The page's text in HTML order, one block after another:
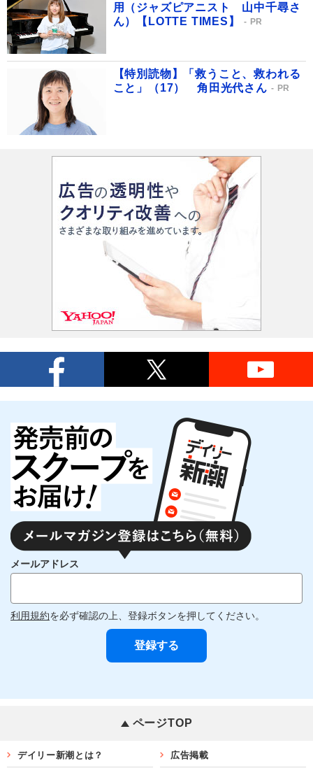
用（ジャズピアニスト 山中千尋さ
ん）【LOTTE TIMES】
PR
【特別読物】「救うこと、救われる
こと」（17） 角田光代さん
PR
メールアドレス
利用規約を必ず確認の上、登録ボタンを押してください。
ページTOP
デイリー新潮とは？ 広告掲載